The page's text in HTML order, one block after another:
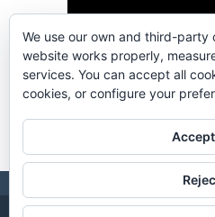
de
vídeo
We use our own and third-party
website works properly,
services. You can accept all
cookies, or configure your